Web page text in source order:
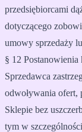
przedsiębiorcami
dotyczącego
umowy sprzedaży
§ 12 Postanowienia
Sprzedawca
odwoływania
Sklepie bez
tym w